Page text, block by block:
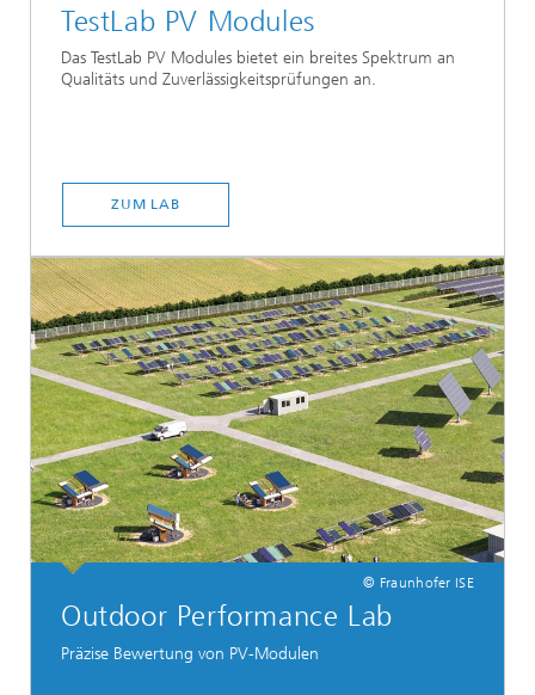
TestLab PV Modules
Das TestLab PV Modules bietet ein breites Spektrum an
Qualitäts und Zuverlässigkeitsprüfungen an.
ZUM LAB
© Fraunhofer ISE
Outdoor Performance Lab
Präzise Bewertung von PV-Modulen